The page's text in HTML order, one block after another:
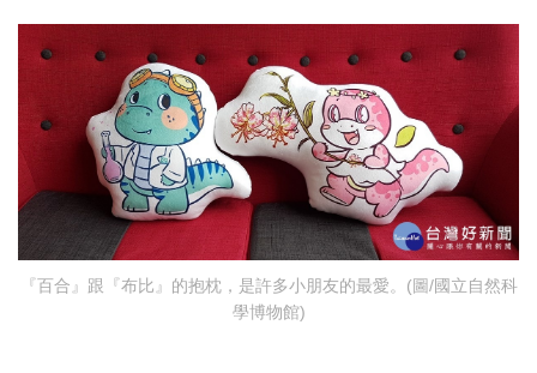
『百合』跟『布比』的抱枕，是許多小朋友的最愛。(圖/國立自然科
學博物館)